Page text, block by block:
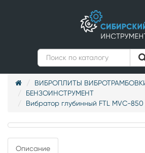
ВИБРОПЛИТЫ
БЕНЗОИНСТРУМЕНТ
Вибратор глубинный FTL MVC-
Описание